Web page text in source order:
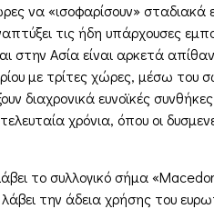
να «ισοφαρίσουν»
τις ήδη υπάρχουσες
στην Ασία είναι αρκετά
με τρίτες χώρες, μέσω
διαχρονικά ευνοϊκές
χρόνια, όπου οι
το συλλογικό σήμα
λάβει την άδεια χρήσης του